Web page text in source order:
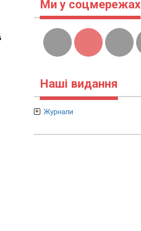
Ми у соцмережах
Наші видання
Журнали